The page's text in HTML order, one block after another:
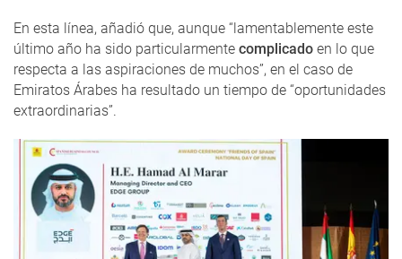
En esta línea, añadió que, aunque “lamentablemente este
último año ha sido particularmente complicado en lo que
respecta a las aspiraciones de muchos”, en el caso de
Emiratos Árabes ha resultado un tiempo de “oportunidades
extraordinarias”.